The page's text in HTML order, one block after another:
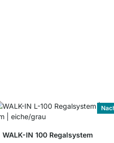
WALK-IN 100 Regalsystem